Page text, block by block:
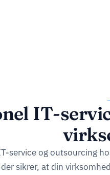
IT-
service og outsourcing
sikrer, at din